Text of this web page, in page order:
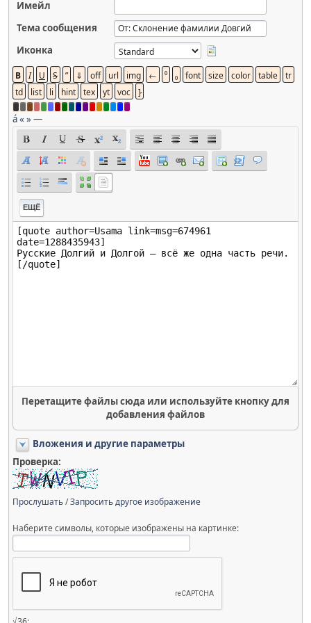
Имейл
Тема сообщения
Иконка
á« »—
ЕЩЁ
Перетащите файлы сюда или используйте кнопку для
добавления файлов
Вложения и другие параметры
Проверка:
Прослушать/Запросить другое изображение
Наберите символы, которые изображены на картинке: